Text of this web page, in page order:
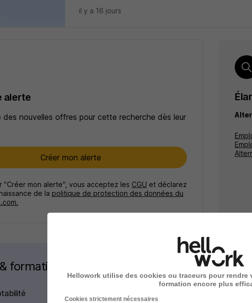
il y a 16 jours
alerte
des nouvelles offres pour cette recherche dès leur
Créer mon alerte
"Créer mon alerte", vous acceptez les CGU et déclarez
de la politique de protection des données du
formations
Hellowork utilise des cookies ou traceurs pour rendre
formation encore plus
Cookies strictement nécessaires